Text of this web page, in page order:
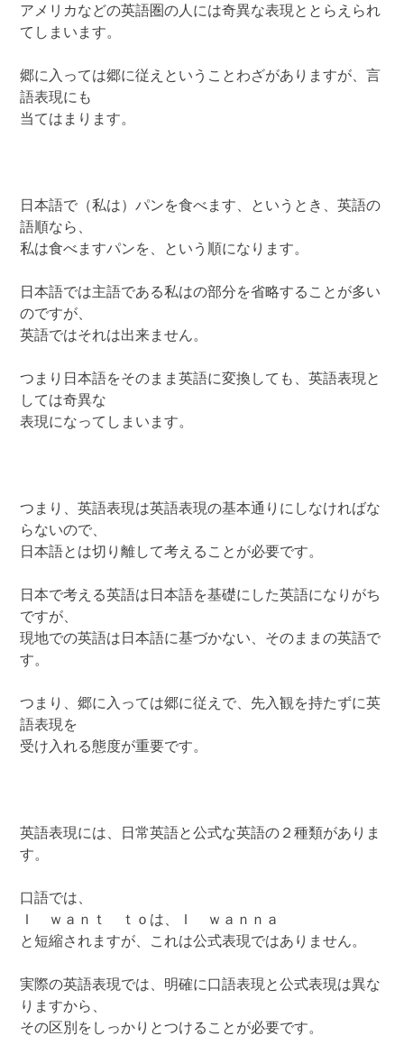
アメリカなどの英語圏の人には奇異な表現ととらえられ
てしまいます。
郷に入っては郷に従えということわざがありますが、言
語表現にも
当てはまります。
日本語で（私は）パンを食べます、というとき、英語の
語順なら、
私は食べますパンを、という順になります。
日本語では主語である私はの部分を省略することが多い
のですが、
英語ではそれは出来ません。
つまり日本語をそのまま英語に変換しても、英語表現と
しては奇異な
表現になってしまいます。
つまり、英語表現は英語表現の基本通りにしなければな
らないので、
日本語とは切り離して考えることが必要です。
日本で考える英語は日本語を基礎にした英語になりがち
ですが、
現地での英語は日本語に基づかない、そのままの英語で
す。
つまり、郷に入っては郷に従えで、先入観を持たずに英
語表現を
受け入れる態度が重要です。
英語表現には、日常英語と公式な英語の２種類がありま
す。
口語では、
Ｉ ｗａｎｔ ｔｏは、Ｉ ｗａｎｎａ
と短縮されますが、これは公式表現ではありません。
実際の英語表現では、明確に口語表現と公式表現は異な
りますから、
その区別をしっかりとつけることが必要です。